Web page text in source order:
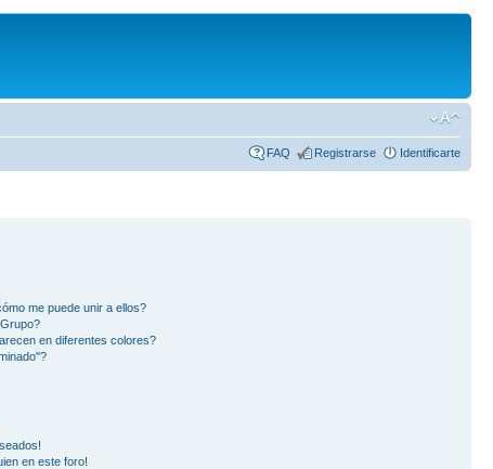
FAQ Registrarse Identificarte
me puede unir a ellos?
en diferentes colores?
en este foro!